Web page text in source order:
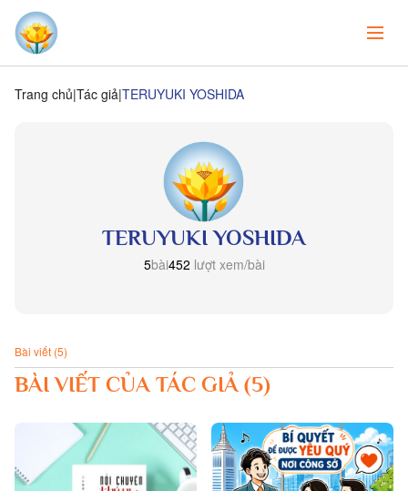
Trang chủ Tác giả TERUYUKI YOSHIDA
TERUYUKI YOSHIDA
5bài452 lượt xem/bài
Bài viết (5)
BÀI VIẾT CỦA TÁC GIẢ (5)